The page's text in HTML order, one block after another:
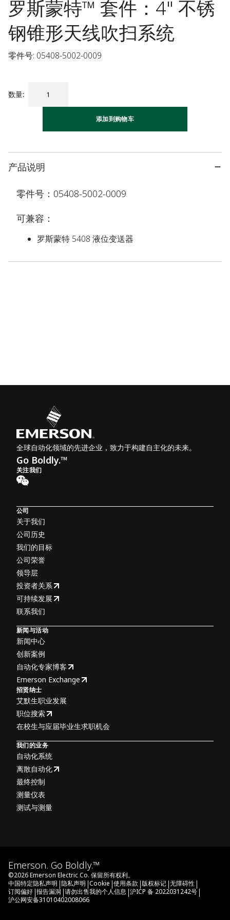
罗斯蒙特™ 套件：4" 不锈
钢锥形天线吹扫系统
零件号: 05408-5002-0009
数量:
添加到购物车
产品说明
零件号：05408-5002-0009
可兼容：
罗斯蒙特 5408 液位变送器
全球自动化领域的先进企业，致力于构建自主化的未来。
Go Boldly.™
关注我们
公司
关于我们
公司历史
我们的目标
公司荣誉
领导层
投资者关系
可持续发展
联系我们
新闻与活动
新闻中心
创新案例
自动化专家博客
Emerson Exchange
招贤纳士
艾默生职业发展
职位搜索
在校生与应届毕业生求职机会
我们的业务
自动化系统
离散自动化
最终控制
测量仪表
测试与测量
Emerson. Go Boldly.™
©2026Emerson Electric Co. 保留所有权利。
中国特定隐私声明 |隐私声明 |Cookie |使用条款 |版权标记 |无障碍性 |
订阅偏好 |报告漏洞 |请勿出售我的个人信息 |沪ICP 备 2022031242号 |
沪公网安备31010402008066